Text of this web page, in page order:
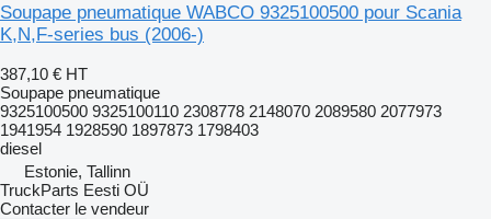
Soupape pneumatique WABCO 9325100500 pour Scania
K,N,F-series bus (2006-)
387,10 € HT
Soupape pneumatique
9325100500 9325100110 2308778 2148070 2089580 2077973
1941954 1928590 1897873 1798403
diesel
Estonie, Tallinn
TruckParts Eesti OÜ
Contacter le vendeur